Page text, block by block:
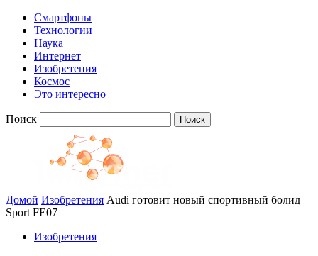
Смартфоны
Технологии
Наука
Интернет
Изобретения
Космос
Это интересно
Поиск
Домой Изобретения Audi готовит новый спортивный болид
Sport FE07
Изобретения